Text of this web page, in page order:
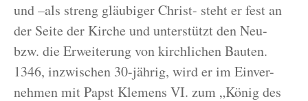
und –als streng gläubiger Christ- steht er fest an
der Seite der Kirche und unterstützt den Neu-
bzw. die Erweiterung von kirchlichen Bauten.
1346, inzwischen 30-jährig, wird er im Einver-
nehmen mit Papst Klemens VI. zum „König des